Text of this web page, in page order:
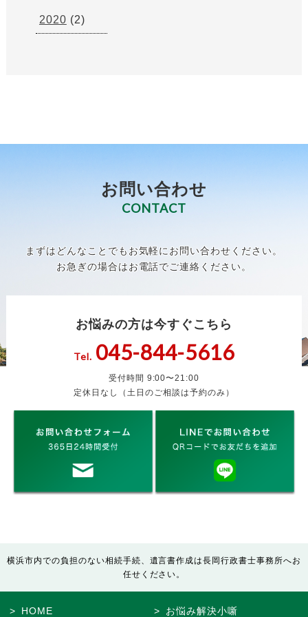
2020 (2)
お問い合わせ
CONTACT
まずはどんなことでもお気軽にお問い合わせください。
お急ぎの場合はお電話でご連絡ください。
お悩みの方は今すぐこちら
Tel. 045-844-5616
受付時間 9:00〜21:00
定休日なし（土日のご相談は予約のみ）
横浜市内での負担のない相続手続、遺言書作成は長岡行政書士事務所へお
任せください。
HOME お悩み解決小噺